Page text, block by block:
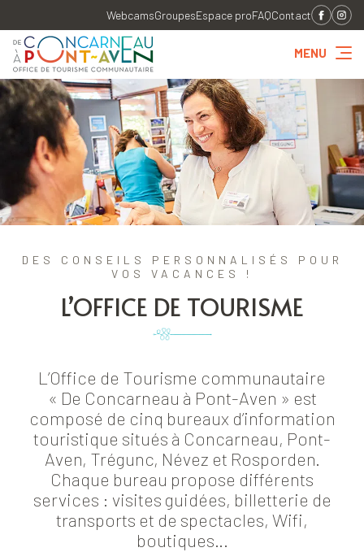
WebcamsGroupesEspace proFAQContact
MENU
DES CONSEILS PERSONNALISÉS POUR
VOS VACANCES !
L’OFFICE DE TOURISME
L’Office de Tourisme communautaire
« De Concarneau à Pont-Aven » est
composé de cinq bureaux d’information
touristique situés à Concarneau, Pont-
Aven, Trégunc, Névez et Rosporden.
Chaque bureau propose différents
services : visites guidées, billetterie de
transports et de spectacles, Wifi,
boutiques…